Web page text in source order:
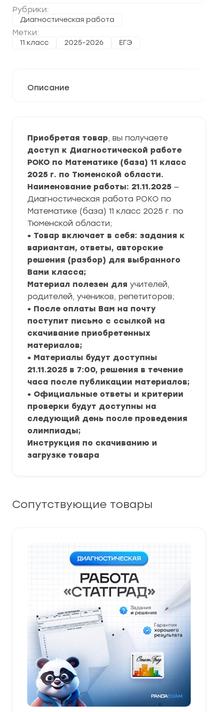
Рубрики:
Диагностическая работа
Метки:
11 класс 2025-2026 ЕГЭ
Описание
Приобретая товар, вы получаете
доступ к Диагностической работе
РОКО по Математике (база) 11 класс
2025 г. по Тюменской области.
Наименование работы: 21.11.2025 —
Диагностическая работа РОКО по
Математике (база) 11 класс 2025 г. по
Тюменской области;
• Товар включает в себя: задания к
вариантам, ответы, авторские
решения (разбор) для выбранного
Вами класса;
Материал полезен для учителей,
родителей, учеников, репетиторов;
• После оплаты Вам на почту
поступит письмо с ссылкой на
скачивание приобретенных
материалов;
• Материалы будут доступны
21.11.2025 в 7:00, решения в течение
часа после публикации материалов;
• Официальные ответы и критерии
проверки будут доступны на
следующий день после проведения
олимпиады;
Инструкция по скачиванию и
загрузке товара
Сопутствующие товары